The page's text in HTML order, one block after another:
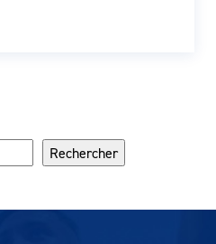
Rechercher